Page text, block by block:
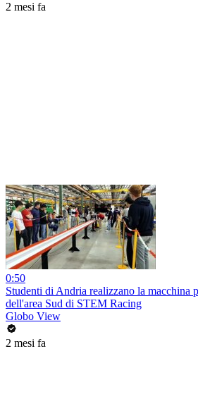
2 mesi fa
0:50
Studenti di Andria realizzano la macchina
dell'area Sud di STEM Racing
Globo View
2 mesi fa